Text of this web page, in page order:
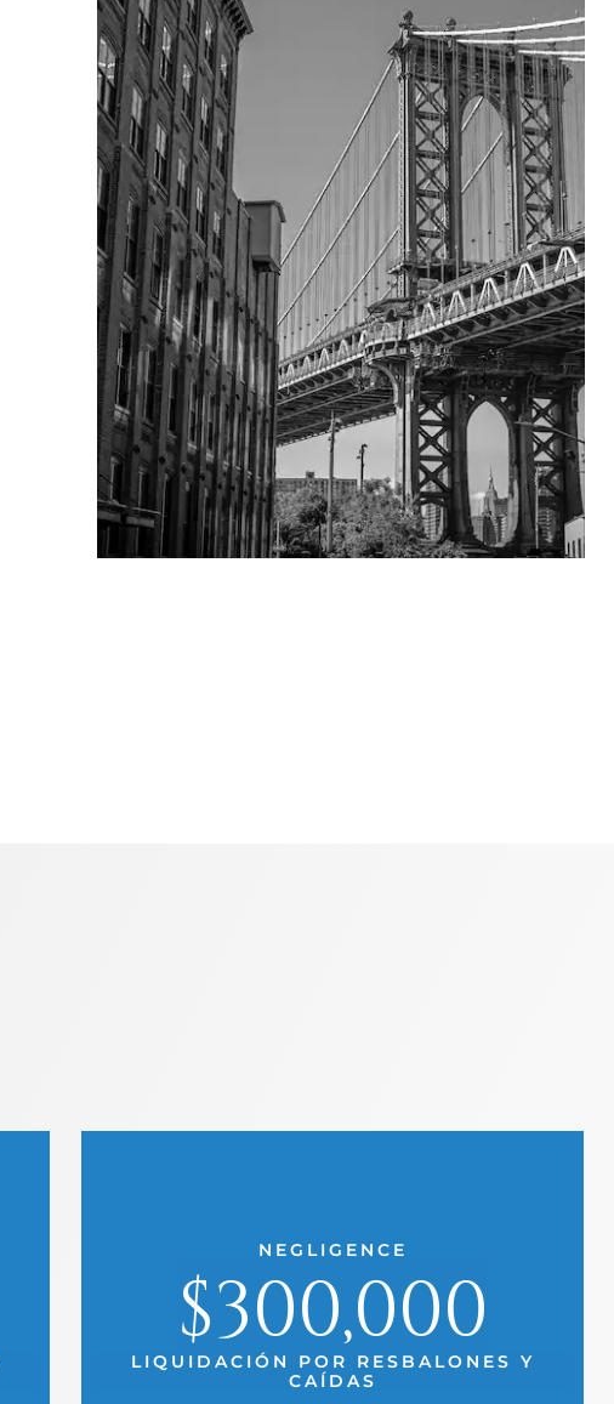
NEGLIGENCE
$300,000
LIQUIDACIÓN POR RESBALONES Y
CAÍDAS